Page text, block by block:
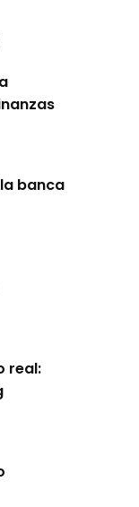
banca
real: